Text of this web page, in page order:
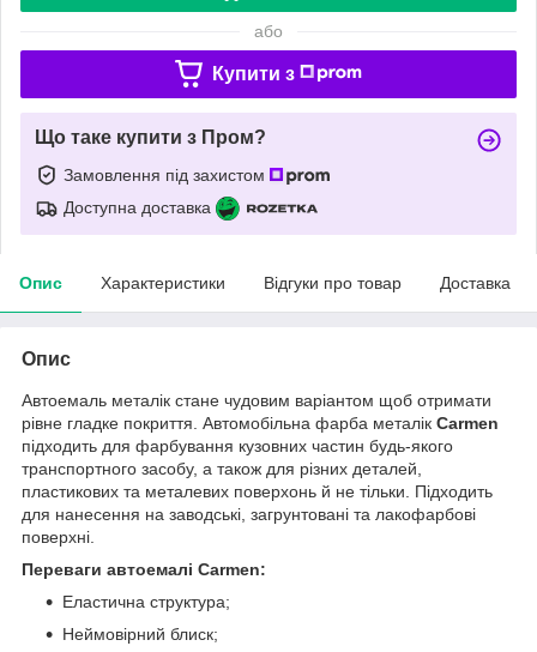
або
Купити з
Що таке купити з Пром?
Замовлення під захистом
Доступна доставка
Опис Характеристики Відгуки про товар Доставка
Опис
Автоемаль металік стане чудовим варіантом щоб отримати
рівне гладке покриття. Автомобільна фарба металік Carmen
підходить для фарбування кузовних частин будь-якого
транспортного засобу, а також для різних деталей,
пластикових та металевих поверхонь й не тільки. Підходить
для нанесення на заводські, загрунтовані та лакофарбові
поверхні.
Переваги автоемалі Carmen:
Еластична структура;
Неймовірний блиск;